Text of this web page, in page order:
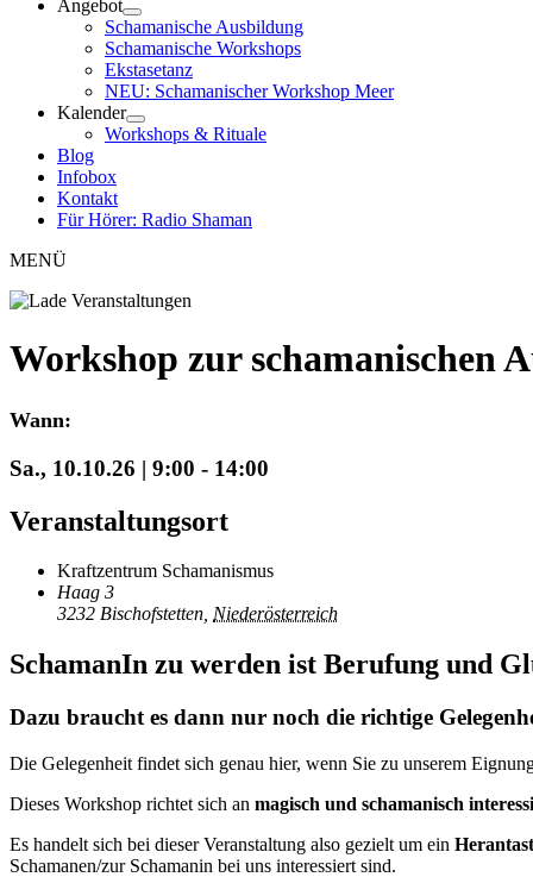
Angebot
Schamanische Ausbildung
Schamanische Workshops
Ekstasetanz
NEU: Schamanischer Workshop Meer
Kalender
Workshops & Rituale
Blog
Infobox
Kontakt
Für Hörer: Radio Shaman
MENÜ
Workshop zur schamanischen
Wann:
Sa., 10.10.26 | 9:00 - 14:00
Veranstaltungsort
Kraftzentrum Schamanismus
Haag 3
3232 Bischofstetten, Niederösterreich
SchamanIn zu werden ist Berufung und
Dazu braucht es dann nur noch die richtige
Die Gelegenheit findet sich genau hier, wenn Sie zu unserem
Dieses Workshop richtet sich an magisch und schamanisch
Es handelt sich bei dieser Veranstaltung also gezielt um ein
Schamanen/zur Schamanin bei uns interessiert sind.